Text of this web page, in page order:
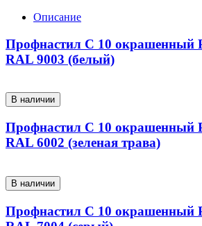
Описание
Профнастил С 10 окрашенный
RAL 9003 (белый)
В наличии
Профнастил С 10 окрашенный
RAL 6002 (зеленая трава)
В наличии
Профнастил С 10 окрашенный